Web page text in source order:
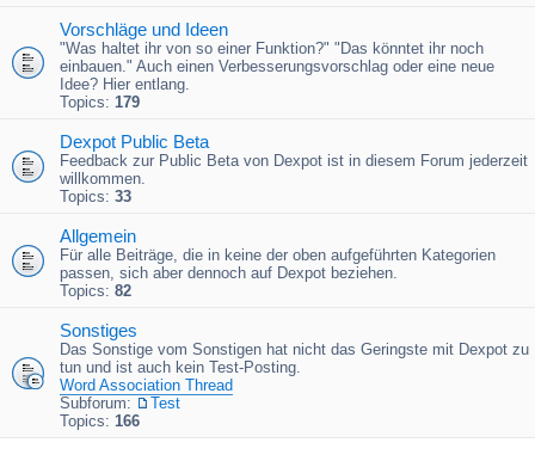
Vorschläge und Ideen
"Was haltet ihr von so einer Funktion?" "Das könntet ihr noch
einbauen." Auch einen Verbesserungsvorschlag oder eine neue
Idee? Hier entlang.
Topics: 179
Dexpot Public Beta
Feedback zur Public Beta von Dexpot ist in diesem Forum jederzeit
willkommen.
Topics: 33
Allgemein
Für alle Beiträge, die in keine der oben aufgeführten Kategorien
passen, sich aber dennoch auf Dexpot beziehen.
Topics: 82
Sonstiges
Das Sonstige vom Sonstigen hat nicht das Geringste mit Dexpot zu
tun und ist auch kein Test-Posting.
Word Association Thread
Subforum:
Test
Topics: 166